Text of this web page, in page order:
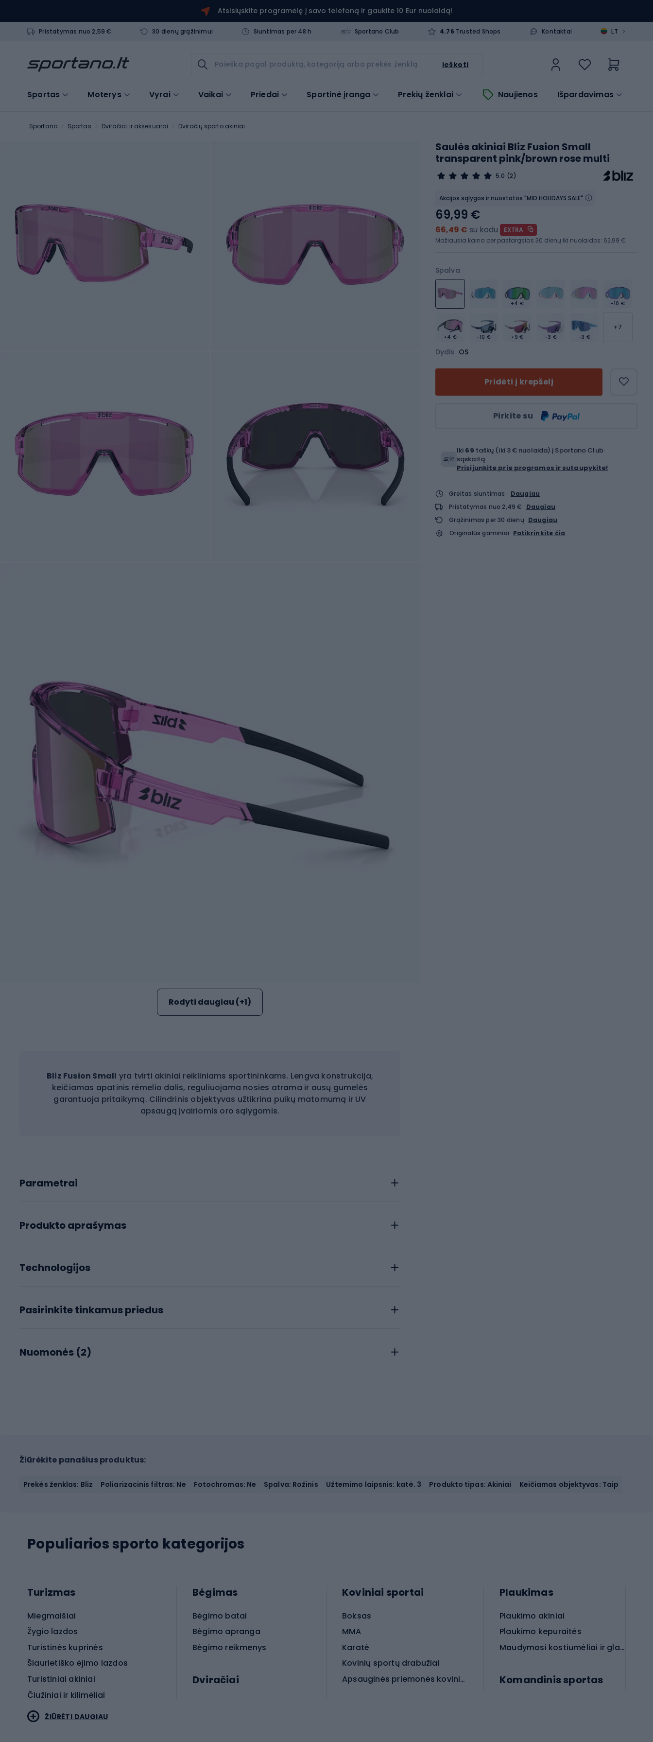
Atsisiųskite programėlę į savo telefoną ir gaukite 10 Eur nuolaidą!
Pristatymas nuo 2,59 € 30 dienų grąžinimui Siuntimas per 48 h Sportano Club 4.76 Trusted Shops Kontaktai LT >
ieškoti
Sportas Moterys Vyrai Vaikai Priedai Sportinė įranga Prekių ženklai Naujienos Išpardavimas
Sportano Sportas Dviračiai ir aksesuarai Dviračių sporto akiniai
Rodyti daugiau (+1)
Bliz Fusion Small yra tvirti akiniai reikliniams sportininkams. Lengva konstrukcija,
keičiamas apatinis rėmelio dalis, reguliuojama nosies atrama ir ausų gumelės
garantuoja pritaikymą. Cilindrinis objektyvas užtikrina puikų matomumą ir UV
apsaugą įvairiomis oro sąlygomis.
Parametrai
Produkto aprašymas
Technologijos
Pasirinkite tinkamus priedus
Nuomonės (2)
Saulės akiniai Bliz Fusion Small
transparent pink/brown rose multi
5.0 (2)
Akcijos sąlygos ir nuostatos "MID HOLIDAYS SALE"
Spalva
+4 € -10 €
+4 € -10 € +9 € -3 € -3 €
+7
Dydis OS
Pridėti į krepšelį
Pirkite su
69,99 €
66,49 € su kodu
EXTRA
Mažiausia kaina per pastarąsias 30 dienų iki nuolaidos: 62,99 €
Iki 69 taškų (iki 3 € nuolaida) į Sportano Club
sąskaitą.
Prisijunkite prie programos ir sutaupykite!
Greitas siuntimas
Daugiau
Pristatymas nuo 2,49 €
Daugiau
Grąžinimas per 30 dienų Daugiau
Originalūs gaminiai Patikrinkite čia
Žiūrėkite panašius produktus:
Prekės ženklas: Bliz Poliarizacinis filtras: Ne Fotochromas: Ne Spalva: Rožinis Užtemimo laipsnis: katė. 3 Produkto tipas: Akiniai Keičiamas objektyvas: Taip
Populiarios sporto kategorijos
Turizmas
Miegmaišiai
Žygio lazdos
Turistinės kuprinės
Šiaurietiško ėjimo lazdos
Turistiniai akiniai
Čiužiniai ir kilimėliai
Bėgimas
Bėgimo batai
Bėgimo apranga
Bėgimo reikmenys
Dviračiai
Koviniai sportai
Boksas
MMA
Karatė
Kovinių sportų drabužiai
Apsauginės priemonės koviniam sportui
Plaukimas
Plaukimo akiniai
Plaukimo kepuraitės
Maudymosi kostiumėliai ir glaudės
Komandinis sportas
ŽIŪRĖTI DAUGIAU